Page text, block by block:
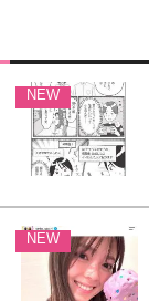
NEW
NEW